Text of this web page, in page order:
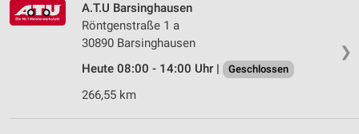
❯
A.T.U Barsinghausen
Röntgenstraße 1 a
30890 Barsinghausen
Heute 08:00 - 14:00 Uhr |
Geschlossen
266,55 km